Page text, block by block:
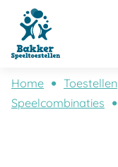
Home Toestellen
Speelcombinaties